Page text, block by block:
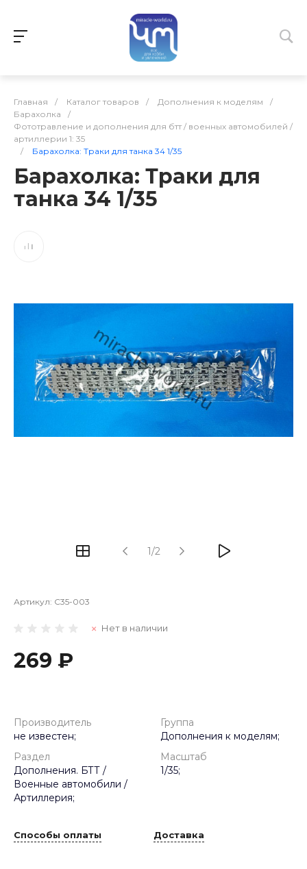
Главная / Каталог товаров / Дополнения к моделям
/
Барахолка
/
Фототравление и дополнения для бтт / военных автомобилей /
артиллерии 1: 35
/
Барахолка: Траки для танка 34 1/35
Барахолка: Траки для
танка 34 1/35
1/2
Артикул: C35-003
Нет в наличии
269 ₽
Производитель
не известен;
Группа
Дополнения к моделям;
Раздел
Дополнения. БТТ /
Военные автомобили /
Артиллерия;
Масштаб
1/35;
Способы оплаты Доставка